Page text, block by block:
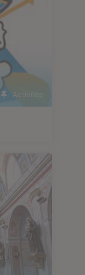
Activités